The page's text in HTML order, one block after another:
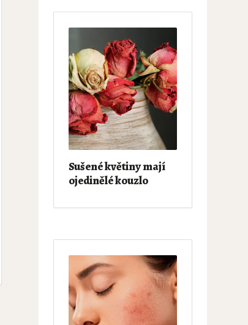
Sušené květiny mají
ojedinělé kouzlo